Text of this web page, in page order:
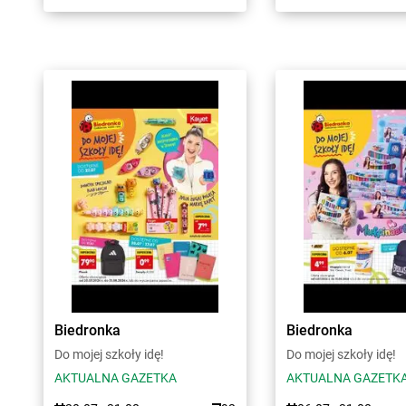
Biedronka
Do mojej szkoły idę!
AKTUALNA GAZETKA
Biedronka
Do mojej szkoły idę!
AKTUALNA